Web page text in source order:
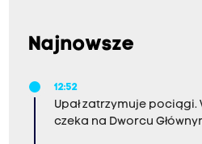
Najnowsze
12:52
Upał zatrzymuje pociągi.
czeka na Dworcu